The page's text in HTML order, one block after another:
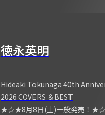
徳永英明
Hideaki Tokunaga 40th
2026 COVERS ＆BEST
★☆★8月8日(土)一般発売！